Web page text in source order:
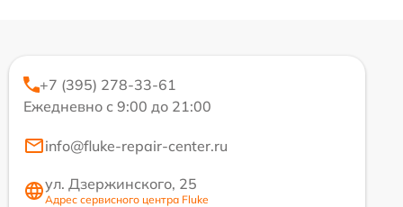
+7 (395) 278-33-61
Ежедневно с 9:00 до 21:00
info@fluke-repair-center.ru
ул. Дзержинского, 25
Адрес сервисного центра Fluke